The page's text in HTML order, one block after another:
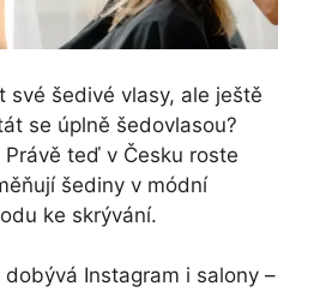
své šedivé vlasy, ale ještě
se úplně šedovlasou?
teď v Česku roste
šediny v módní
ke skrývání.
dobývá Instagram i salony –